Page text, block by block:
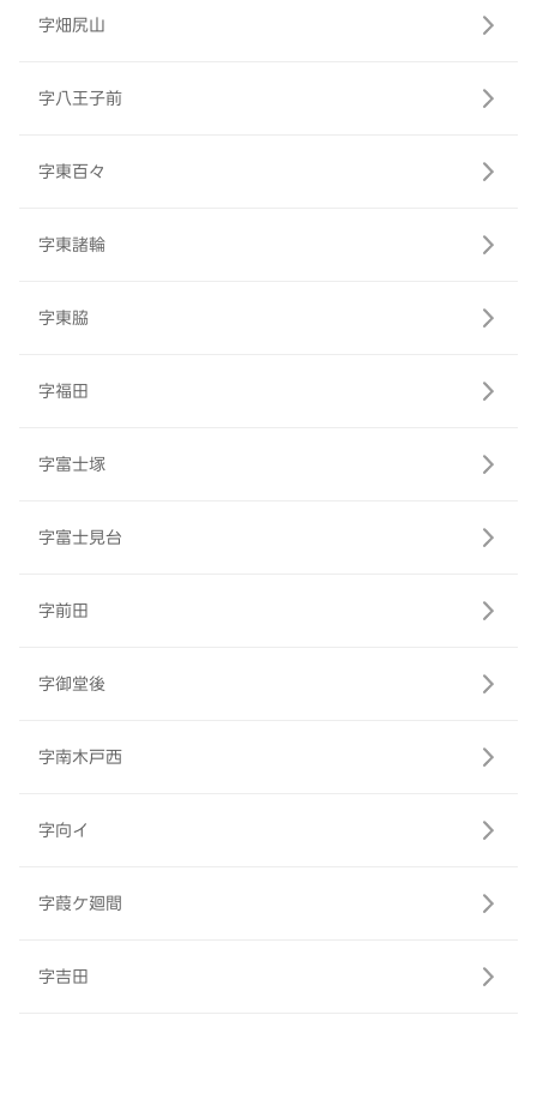
字畑尻山
字八王子前
字東百々
字東諸輪
字東脇
字福田
字富士塚
字富士見台
字前田
字御堂後
字南木戸西
字向イ
字葭ケ廻間
字吉田